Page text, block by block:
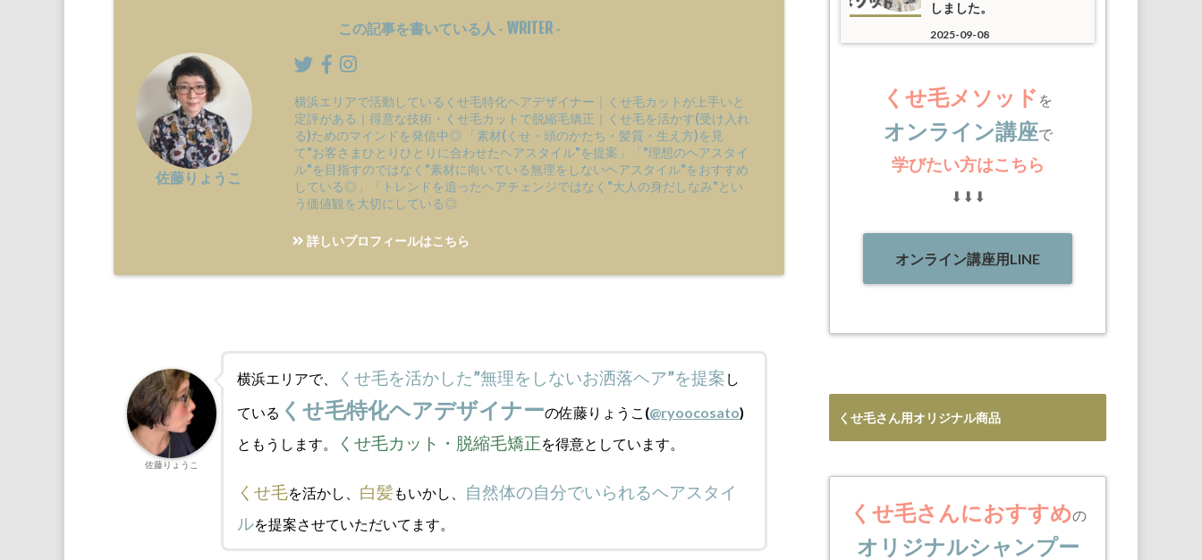
この記事を書いている人 - WRITER-
佐藤りょうこ
横浜エリアで活動しているくせ毛特化ヘアデザイナー｜くせ毛カットが上手いと
定評がある｜得意な技術・くせ毛カットで脱縮毛矯正｜くせ毛を活かす(受け入れ
る)ためのマインドを発信中◎ 「素材(くせ・頭のかたち・髪質・生え方)を見
て"お客さまひとりひとりに合わせたヘアスタイル"を提案」「"理想のヘアスタイ
ル"を目指すのではなく"素材に向いている無理をしないヘアスタイル"をおすすめ
している◎」「トレンドを追ったヘアチェンジではなく"大人の身だしなみ"とい
う価値観を大切にしている◎
詳しいプロフィールはこちら
横浜エリアで、 くせ毛を活かした”無理をしないお洒落ヘア”を提案 し
ている くせ毛特化ヘアデザイナーの佐藤りょうこ(@ryoocosato)
ともうします。
くせ毛カット・脱縮毛矯正を得意としています。
くせ毛を活かし、 白髪もいかし、
自然体の自分でいられるヘアスタイ
ルを提案させていただいてます。
佐藤りょうこ
しました。
2025-09-08
くせ毛メソッド を
オンライン講座で
学びたい方はこちら
⬇︎⬇︎⬇︎
オンライン講座用LINE
くせ毛さん用オリジナル商品
くせ毛さんにおすすめの
オリジナルシャンプー